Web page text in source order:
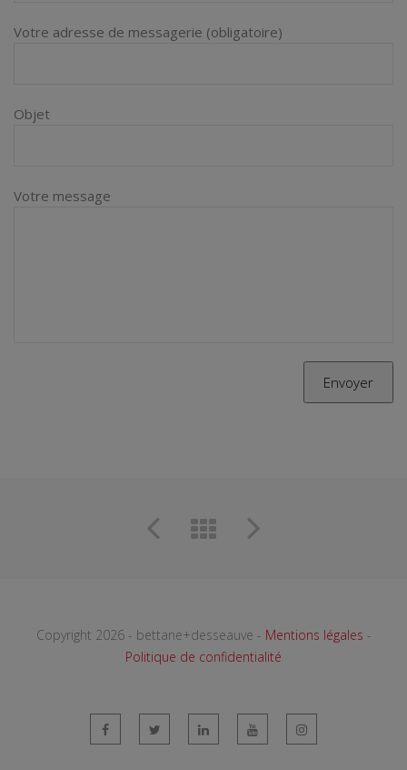
Votre adresse de messagerie (obligatoire)
Objet
Votre message
Copyright 2026 - bettane+desseauve - Mentions légales -
Politique de confidentialité